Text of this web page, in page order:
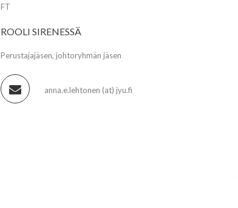
FT
ROOLI SIRENESSÄ
Perustajajäsen, johtoryhmän jäsen
anna.e.lehtonen (at) jyu.fi